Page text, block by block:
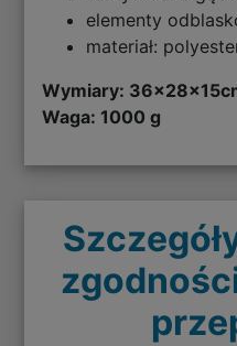
elementy
materiał:
Wymiary:
Waga: 1000 g